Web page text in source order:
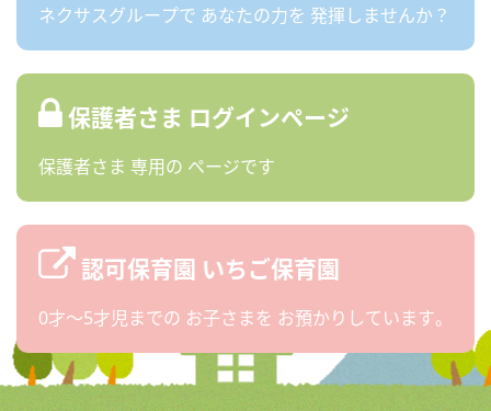
ネクサスグループで あなたの力を 発揮しませんか？
保護者さま ログインページ
保護者さま 専用の ページです
認可保育園 いちご保育園
0才〜5才児までの お子さまを お預かりしています。